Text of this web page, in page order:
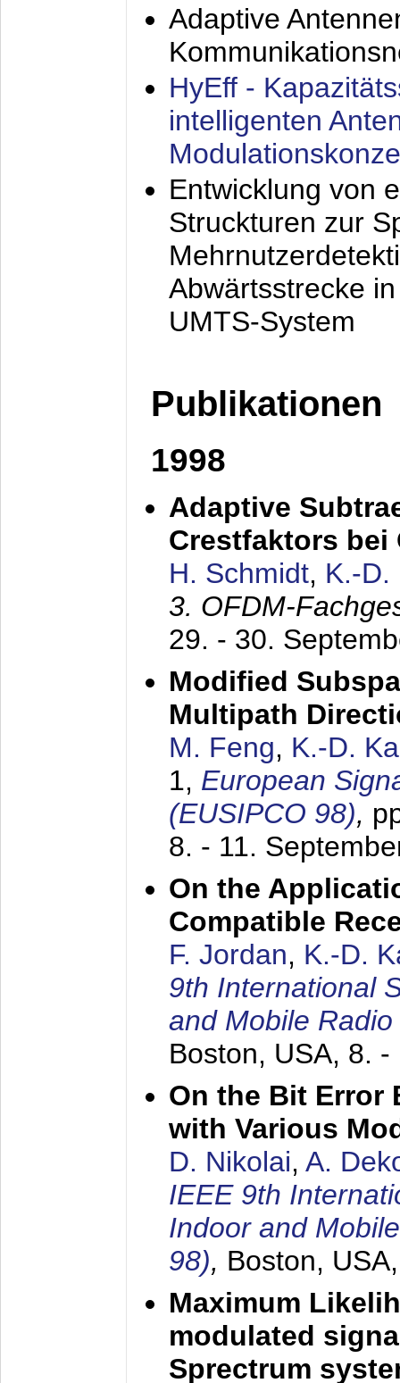
Adaptive
HyEff -
intelligenten
Entwicklung von
Struckturen zur
Abwärtsstrecke
UMTS-System
Publikationen
1998
Adaptive
Crestfaktors bei
H. Schmidt, K.-D.
3. OFDM-
29. - 30.
Modified
Multipath
M. Feng, K.-D.
1, European
(EUSIPCO 98),
8. - 11.
On the
Compatible
F. Jordan, K.-D.
9th International
and Mobile
Boston, USA, 8. -
On the Bit Error
with Various
D. Nikolai, A.
IEEE 9th
Indoor and
98), Boston,
Maximum
modulated
Sprectrum